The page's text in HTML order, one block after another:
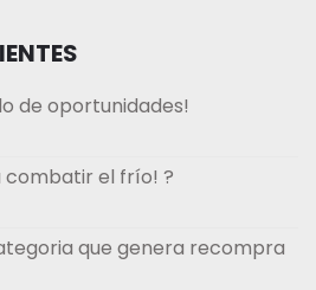
de oportunidades!
combatir el frío! ?
que genera recompra